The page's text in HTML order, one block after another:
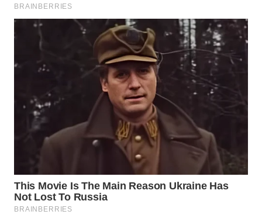
WN
NATUNA
WN
BINTAN
WN
MANDALIKA
WN
WN
LABUANBAJO